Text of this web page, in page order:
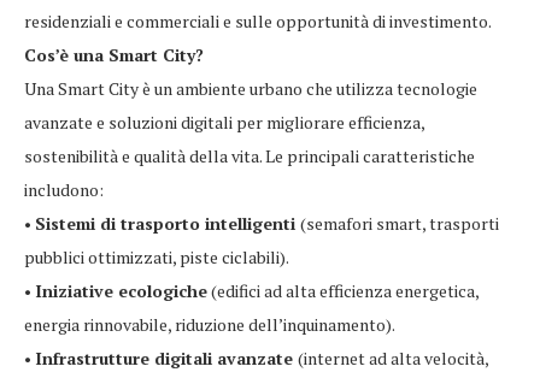
residenziali e commerciali e sulle opportunità di investimento.
Cos’è una Smart City?
Una Smart City è un ambiente urbano che utilizza tecnologie
avanzate e soluzioni digitali per migliorare efficienza,
sostenibilità e qualità della vita. Le principali caratteristiche
includono:
• Sistemi di trasporto intelligenti (semafori smart, trasporti
pubblici ottimizzati, piste ciclabili).
• Iniziative ecologiche(edifici ad alta efficienza energetica,
energia rinnovabile, riduzione dell’inquinamento).
• Infrastrutture digitali avanzate (internet ad alta velocità,